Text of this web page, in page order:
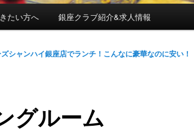
たい方へ 銀座クラブ紹介&求人情報
グルーム
シャンハイ銀座店でランチ！こんなに豪華なのに安い！